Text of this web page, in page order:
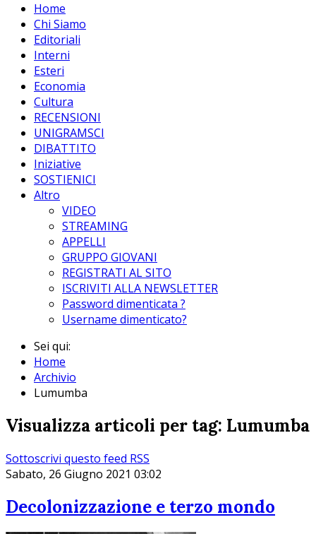
Home
Chi Siamo
Editoriali
Interni
Esteri
Economia
Cultura
RECENSIONI
UNIGRAMSCI
DIBATTITO
Iniziative
SOSTIENICI
Altro
VIDEO
STREAMING
APPELLI
GRUPPO GIOVANI
REGISTRATI AL SITO
ISCRIVITI ALLA NEWSLETTER
Password dimenticata ?
Username dimenticato?
Sei qui:
Home
Archivio
Lumumba
Visualizza articoli per tag: Lumumba
Sottoscrivi questo feed RSS
Sabato, 26 Giugno 2021 03:02
Decolonizzazione e terzo mondo